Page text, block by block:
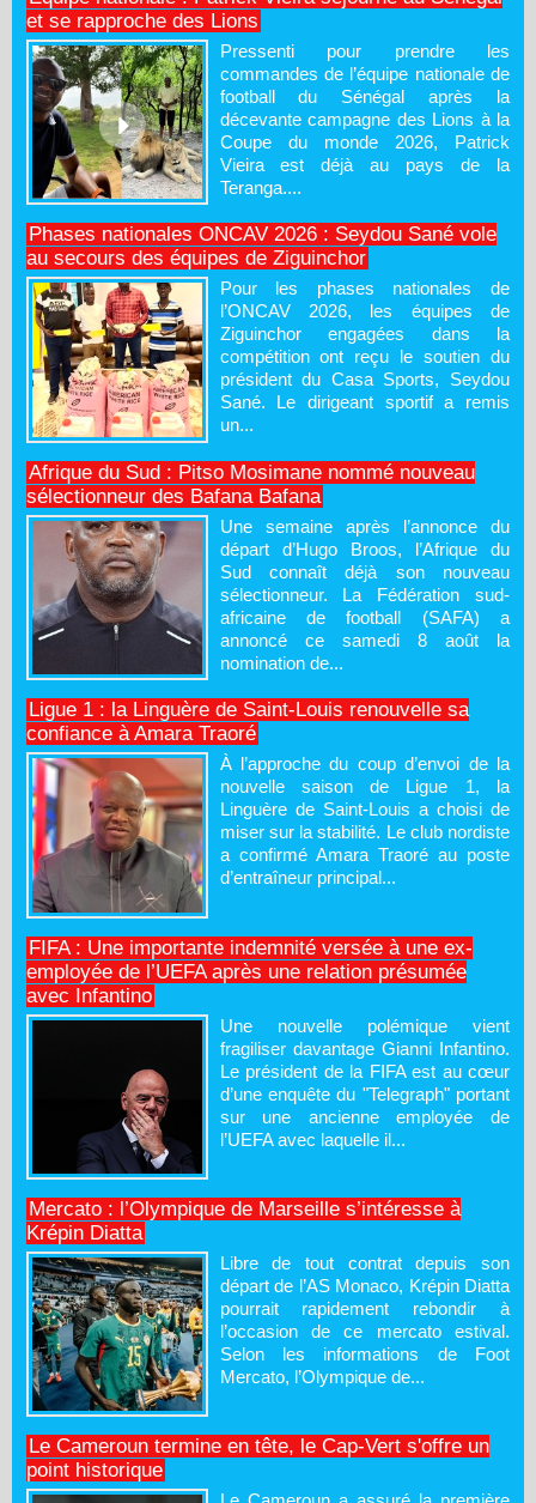
et se rapproche des Lions
Pressenti pour prendre les
commandes de l’équipe nationale de
football du Sénégal après la
décevante campagne des Lions à la
Coupe du monde 2026, Patrick
Vieira est déjà au pays de la
Teranga....
Phases nationales ONCAV 2026 : Seydou Sané vole
au secours des équipes de Ziguinchor
Pour les phases nationales de
l’ONCAV 2026, les équipes de
Ziguinchor engagées dans la
compétition ont reçu le soutien du
président du Casa Sports, Seydou
Sané. Le dirigeant sportif a remis
un...
Afrique du Sud : Pitso Mosimane nommé nouveau
sélectionneur des Bafana Bafana
Une semaine après l’annonce du
départ d’Hugo Broos, l’Afrique du
Sud connaît déjà son nouveau
sélectionneur. La Fédération sud-
africaine de football (SAFA) a
annoncé ce samedi 8 août la
nomination de...
Ligue 1 : la Linguère de Saint-Louis renouvelle sa
confiance à Amara Traoré
À l’approche du coup d’envoi de la
nouvelle saison de Ligue 1, la
Linguère de Saint-Louis a choisi de
miser sur la stabilité. Le club nordiste
a confirmé Amara Traoré au poste
d’entraîneur principal...
FIFA : Une importante indemnité versée à une ex-
employée de l’UEFA après une relation présumée
avec Infantino
Une nouvelle polémique vient
fragiliser davantage Gianni Infantino.
Le président de la FIFA est au cœur
d’une enquête du "Telegraph" portant
sur une ancienne employée de
l’UEFA avec laquelle il...
Mercato : l’Olympique de Marseille s’intéresse à
Krépin Diatta
Libre de tout contrat depuis son
départ de l’AS Monaco, Krépin Diatta
pourrait rapidement rebondir à
l’occasion de ce mercato estival.
Selon les informations de Foot
Mercato, l’Olympique de...
Le Cameroun termine en tête, le Cap-Vert s'offre un
point historique